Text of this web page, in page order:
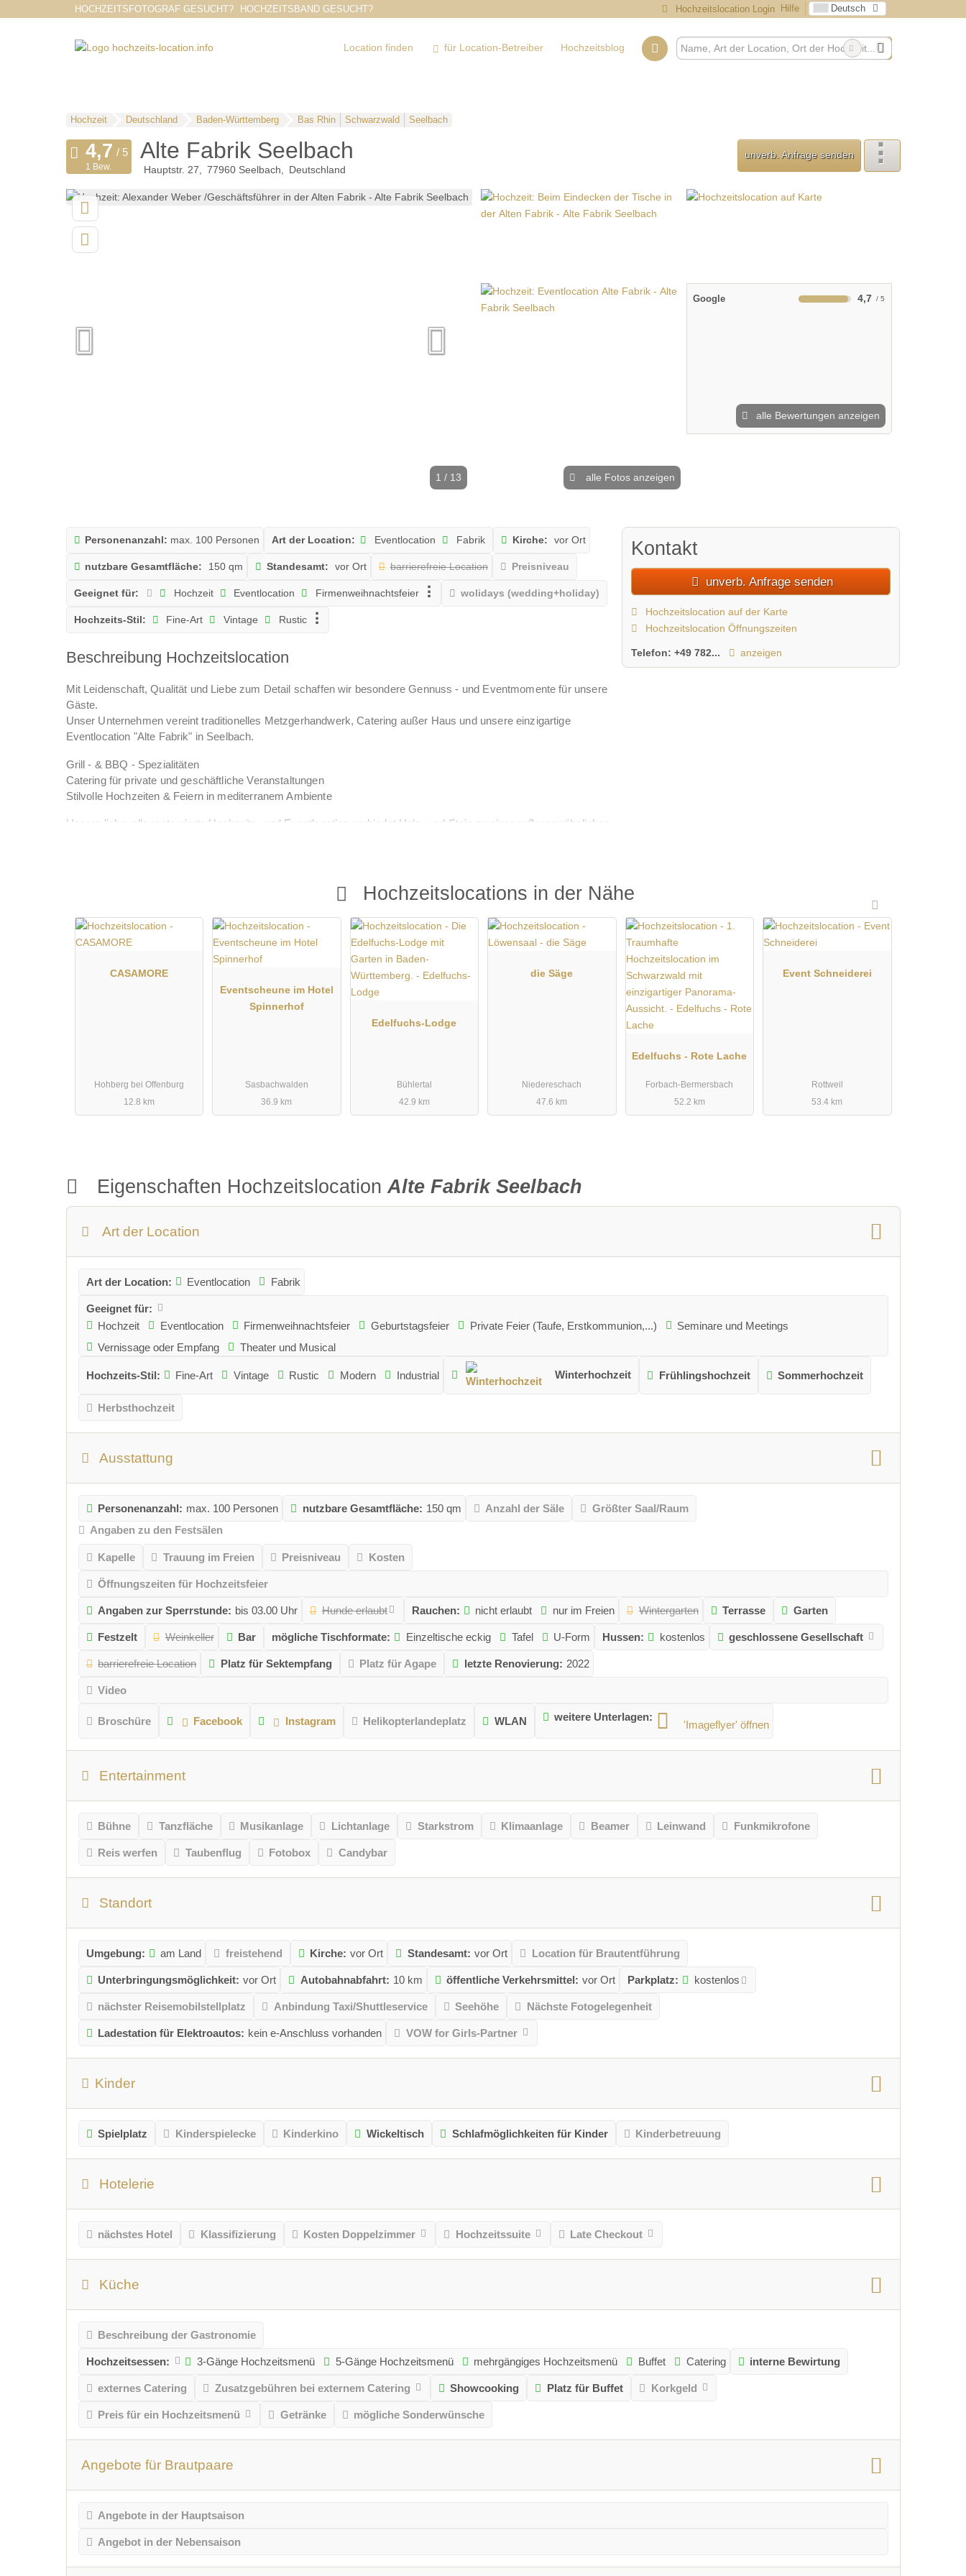
HOCHZEITSFOTOGRAF GESUCHT? HOCHZEITSBAND GESUCHT? Hochzeitslocation Login Hilfe Deutsch
Location finden für Location-Betreiber Hochzeitsblog
Hochzeit Deutschland Baden-Württemberg Bas Rhin Schwarzwald Seelbach
Alte Fabrik Seelbach
Hauptstr. 27 77960 Seelbach Deutschland
unverb. Anfrage senden
1 Bew.
1 / 13 alle Fotos anzeigen
Google 4,7
alle Bewertungen anzeigen
Personenanzahl: max. 100 Personen Art der Location: Eventlocation Fabrik Kirche: vor Ort
nutzbare Gesamtfläche: 150 qm Standesamt: vor Ort barrierefreie Location Preisniveau
Geeignet für: Hochzeit Eventlocation Firmenweihnachtsfeier wolidays (wedding+holiday)
Hochzeits-Stil: Fine-Art Vintage Rustic
Beschreibung Hochzeitslocation
Mit Leidenschaft, Qualität und Liebe zum Detail schaffen wir besondere Gennuss - und Eventmomente für unsere
Gäste.
Unser Unternehmen vereint traditionelles Metzgerhandwerk, Catering außer Haus und unsere einzigartige
Eventlocation "Alte Fabrik" in Seelbach.
Grill - & BBQ - Spezialitäten
Catering für private und geschäftliche Veranstaltungen
Stilvolle Hochzeiten & Feiern in mediterranem Ambiente
Unsere liebevolle restaurierte Hochzeits- und Eventlocation verbindet Holz- und Stein zu einer außergewöhnlichen
Besonders beliebt ist unsere schöne Freiterrasse mit Blick ins Grüne.
Dort können Empfänge, BBQ's und Barbecue-Abende in entspannter Atmosphäre stattfinden - ideal für
unvergessliche Sommerfeste und stilvolle Feiern im Freien.
Neugierig geworden ?
Dann schauen sie auf unserer Homepage : www.weber - Seelbach.de
und kontaktieren sie uns. Wir beraten Sie gerne !
Kontakt
unverb. Anfrage senden
Hochzeitslocation auf der Karte
Hochzeitslocation Öffnungszeiten
Telefon:+49 782... anzeigen
Hochzeitslocations in der Nähe
CASAMORE
Hohberg bei Offenburg
12.8 km
Eventscheune im Hotel
Spinnerhof
Sasbachwalden
36.9 km
Edelfuchs-Lodge
Bühlertal
42.9 km
die Säge
Niedereschach
47.6 km
Edelfuchs - Rote Lache
Forbach-Bermersbach
52.2 km
Event Schneiderei
Rottweil
53.4 km
Eigenschaften HochzeitslocationAlte Fabrik Seelbach
Art der Location
Art der Location: Eventlocation Fabrik
Geeignet für:
Hochzeit
Eventlocation Firmenweihnachtsfeier Geburtstagsfeier Private Feier (Taufe, Erstkommunion,...)
Seminare und Meetings
Vernissage oder Empfang
Theater und Musical
Hochzeits-Stil: Fine-Art Vintage Rustic Modern Industrial Winterhochzeit Frühlingshochzeit Sommerhochzeit
Herbsthochzeit
Ausstattung
Personenanzahl: max. 100 Personen nutzbare Gesamtfläche: 150 qm Anzahl der Säle
Größter Saal/Raum
Angaben zu den Festsälen
Kapelle Trauung im Freien Preisniveau Kosten
Öffnungszeiten für Hochzeitsfeier
Angaben zur Sperrstunde: bis 03.00 Uhr Hunde erlaubt Rauchen: nicht erlaubt nur im Freien Wintergarten Terrasse Garten
Festzelt Weinkeller Bar mögliche Tischformate: Einzeltische eckig Tafel U-Form Hussen: kostenlos geschlossene Gesellschaft
barrierefreie Location Platz für Sektempfang Platz für Agape letzte Renovierung: 2022
Video
Broschüre Facebook Instagram Helikopterlandeplatz WLAN weitere Unterlagen:
'Imageflyer' öffnen
Entertainment
Bühne Tanzfläche Musikanlage Lichtanlage Starkstrom Klimaanlage Beamer Leinwand Funkmikrofone
Reis werfen Taubenflug Fotobox Candybar
Standort
Umgebung: am Land freistehend Kirche: vor Ort Standesamt: vor Ort Location für Brautentführung
Unterbringungsmöglichkeit: vor Ort Autobahnabfahrt: 10 km öffentliche Verkehrsmittel: vor Ort Parkplatz: kostenlos
nächster Reisemobilstellplatz Anbindung Taxi/Shuttleservice Seehöhe Nächste Fotogelegenheit
Ladestation für Elektroautos: kein e-Anschluss vorhanden VOW for Girls-Partner
Kinder
Spielplatz Kinderspielecke Kinderkino Wickeltisch Schlafmöglichkeiten für Kinder Kinderbetreuung
Hotelerie
nächstes Hotel Klassifizierung Kosten Doppelzimmer Hochzeitssuite Late Checkout
Küche
Beschreibung der Gastronomie
Hochzeitsessen: 3-Gänge Hochzeitsmenü 5-Gänge Hochzeitsmenü mehrgängiges Hochzeitsmenü Buffet Catering interne Bewirtung
externes Catering Zusatzgebühren bei externem Catering Showcooking Platz für Buffet Korkgeld
Preis für ein Hochzeitsmenü Getränke mögliche Sonderwünsche
Angebote für Brautpaare
Angebote in der Hauptsaison
Angebot in der Nebensaison